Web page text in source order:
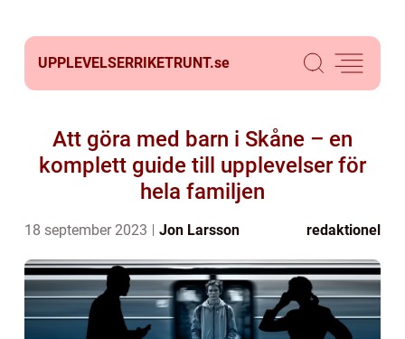
UPPLEVELSERRIKETRUNT.se
Att göra med barn i Skåne – en
komplett guide till upplevelser för
hela familjen
18 september 2023 Jon Larsson redaktionel